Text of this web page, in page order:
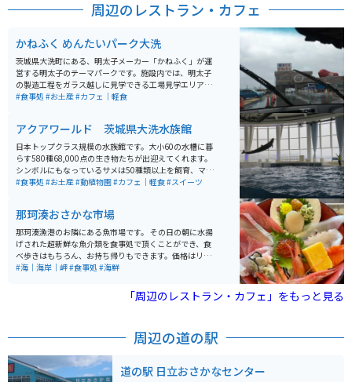
らの花が咲いているため、写真撮影などを目的に訪れる
ーベキュー施設もあります。マスツーリングをするとき
には、仲間と食材を持ち寄ってみてもいいでしょう。
周辺のレストラン・カフェ
かねふく めんたいパーク大洗
茨城県大洗町にある、明太子メーカー「かねふく」が運
営する明太子のテーマパークです。施設内では、明太子
の製造工程をガラス越しに見学できる工場見学エリアが
あり、原料や製造の流れ、明太子に関する豆知識をパネ
があり、明太子を使ったおにぎりやソフトクリームな
ど、その場で出来たての明太子グルメを楽しむことがで
きます。また直売コーナーでは、工場直送の明太子を購
入することができ、お土産探しにも便利です。明太子の
魅力を「見て・知って・食べて・買える」観光スポット
#食事処 #お土産#カフェ｜軽食
アクアワールド 茨城県大洗水族館
日本トップクラス規模の水族館です。大小60の水槽に暮
らす580種68,000点の生き物たちが出迎えてくれます。
シンボルにもなっているサメは50種類以上を飼育、マン
ボウの専用水槽のサイズは日本一です。 絶景スポットあ
#食事処 #お土産#動植物園#カフェ｜軽食#スイーツ
那珂湊おさかな市場
那珂湊漁港のお隣にある魚市場です。 その日の朝に水揚
げされた超新鮮な魚介類を食事処で頂くことができ、食
べ歩きはもちろん、お持ち帰りもできます。価格はリー
ズナブルでオススメの岩牡蠣はその場でちゅるんと頂け
#海｜海岸｜岬#食事処 #海鮮
「周辺のレストラン・カフェ」をもっと見る
周辺の道の駅
道の駅 日立おさかなセンター